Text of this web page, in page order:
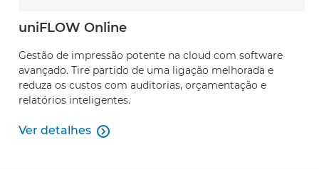
uniFLOW Online
Gestão de impressão potente na cloud com software
avançado. Tire partido de uma ligação melhorada e
reduza os custos com auditorias, orçamentação e
relatórios inteligentes.
Ver detalhes
Ver detalhes
